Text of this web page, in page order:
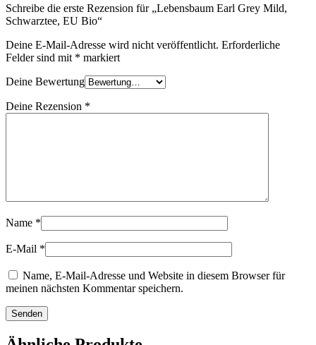
Schreibe die erste Rezension für „Lebensbaum Earl Grey Mild,
Schwarztee, EU Bio“
Deine E-Mail-Adresse wird nicht veröffentlicht. Erforderliche
Felder sind mit * markiert
Deine Bewertung
Deine Rezension *
Name *
E-Mail *
Name, E-Mail-Adresse und Website in diesem Browser für
meinen nächsten Kommentar speichern.